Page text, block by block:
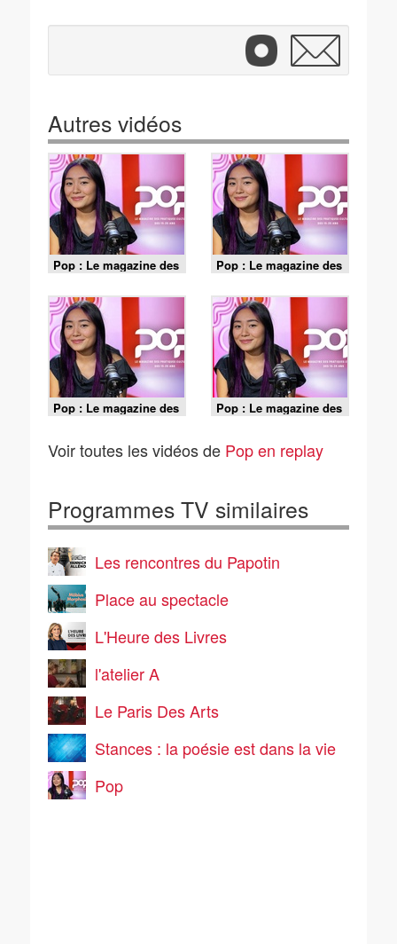
Autres vidéos
Pop : Le magazine des
pratiques culturelles
des 15-35 ans - S01
E12
Pop : Le magazine des
pratiques culturelles
des 15-35 ans - S01
E11
Pop : Le magazine des
pratiques culturelles
E09
Pop : Le magazine des
pratiques culturelles
E08
Voir toutes les vidéos de Pop en replay
Programmes TV similaires
Les rencontres du Papotin
Place au spectacle
L'Heure des Livres
l'atelier A
Le Paris Des Arts
Stances : la poésie est dans la vie
Pop